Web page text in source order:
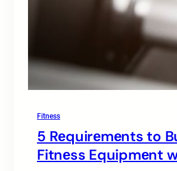
Fitness
5 Rеquirеmеnts to
Fitnеss Equipmеnt